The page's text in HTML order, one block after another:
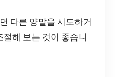
다른 양말을 시도하거
해 보는 것이 좋습니